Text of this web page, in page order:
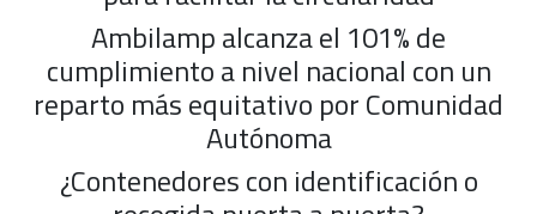
Ambilamp alcanza el 101% de
cumplimiento a nivel nacional con un
reparto más equitativo por Comunidad
Autónoma
¿Contenedores con identificación o